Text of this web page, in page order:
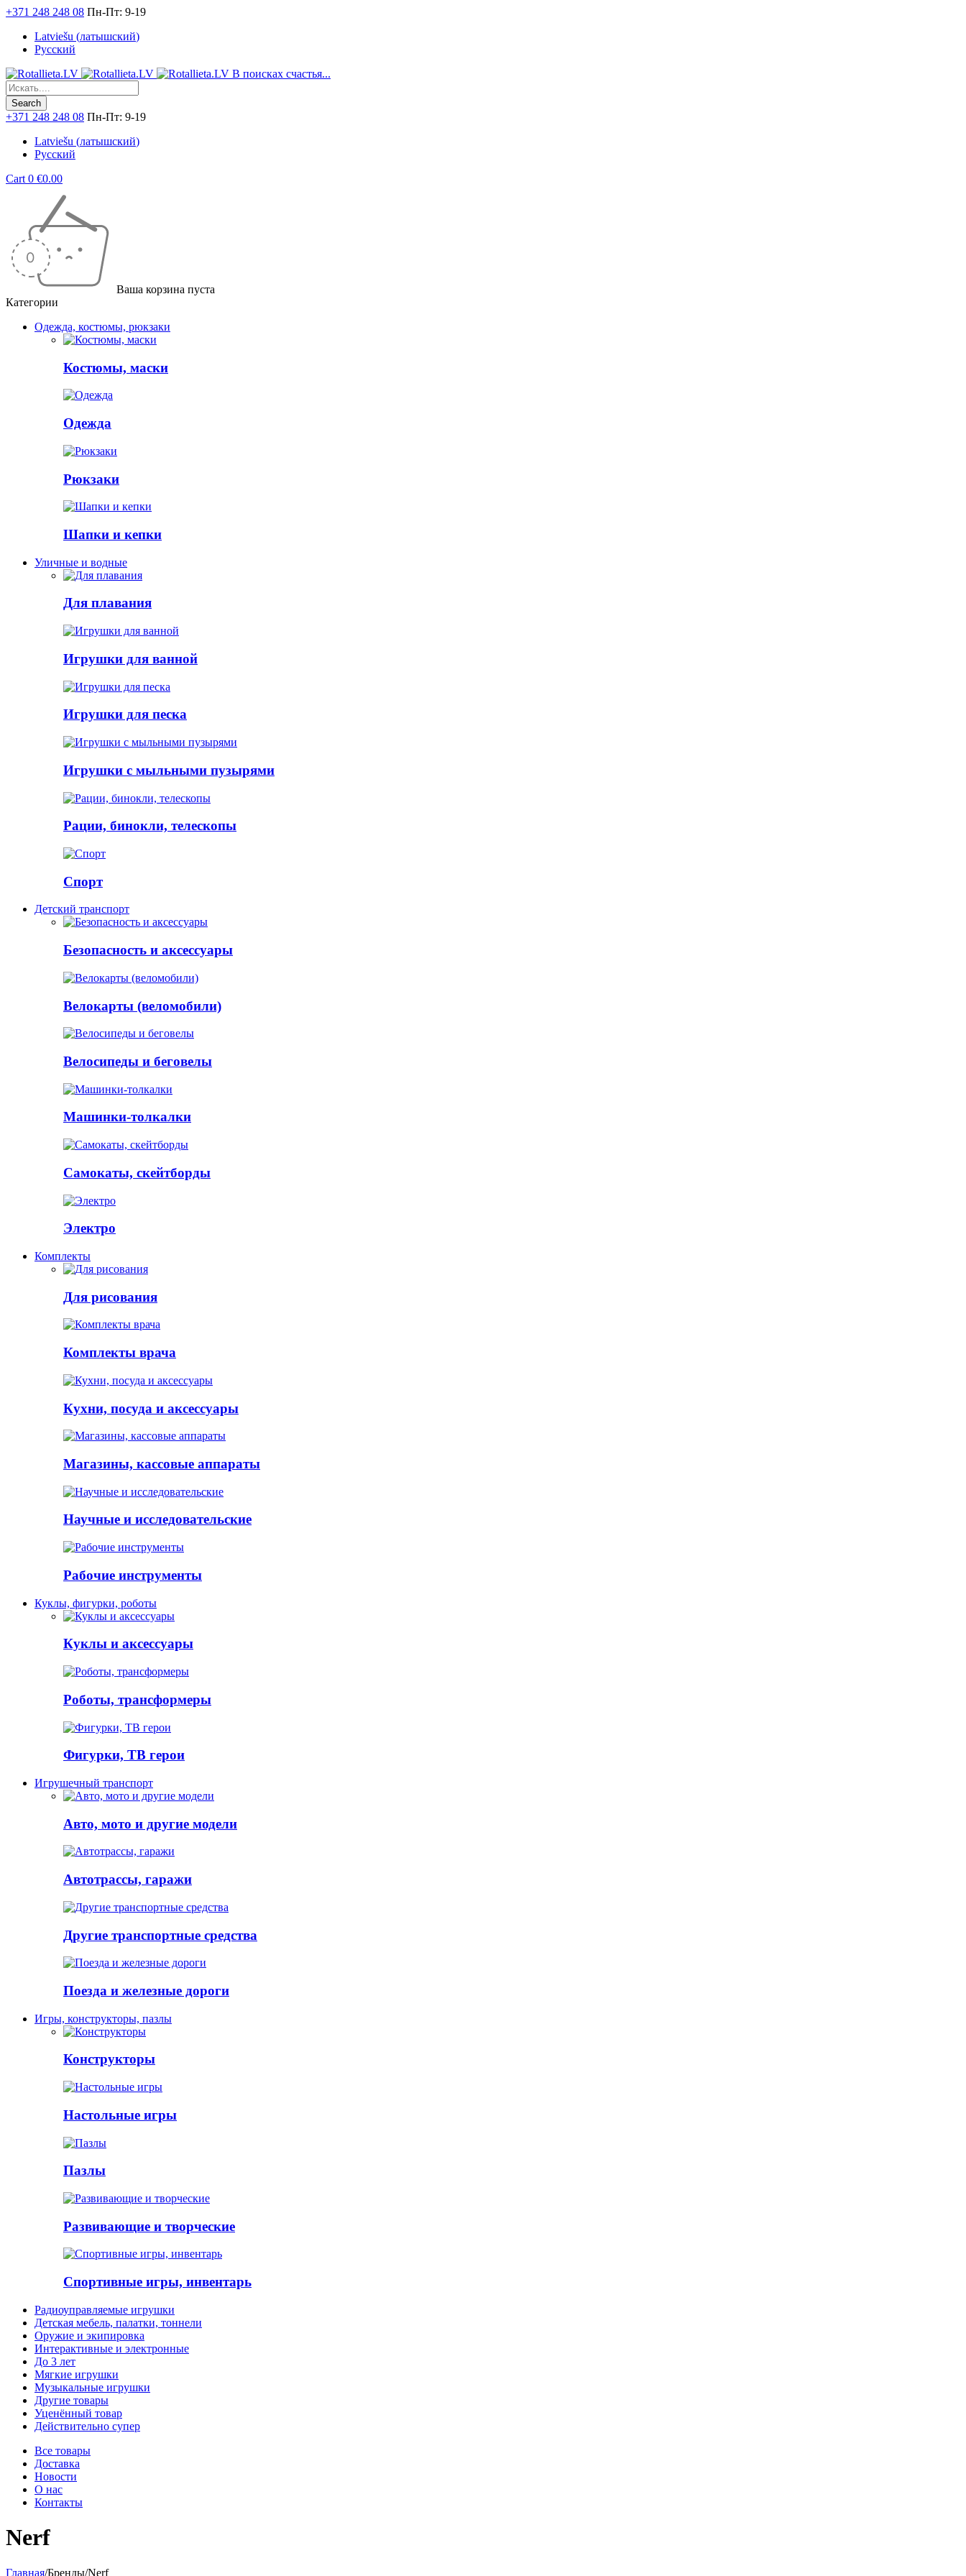
+371 248 248 08 Пн-Пт: 9-19
Latviešu (латышский)
Русский
В поисках счастья...
+371 248 248 08 Пн-Пт: 9-19
Latviešu (латышский)
Русский
Cart 0 €0.00
Ваша корзина пуста
Категории
Одежда, костюмы, рюкзаки
Костюмы, маски
Одежда
Рюкзаки
Шапки и кепки
Уличные и водные
Для плавания
Игрушки для ванной
Игрушки для песка
Игрушки с мыльными пузырями
Рации, бинокли, телескопы
Спорт
Детский транспорт
Безопасность и аксессуары
Велокарты (веломобили)
Велосипеды и беговелы
Машинки-толкалки
Самокаты, скейтборды
Электро
Комплекты
Для рисования
Комплекты врача
Кухни, посуда и аксессуары
Магазины, кассовые аппараты
Научные и исследовательские
Рабочие инструменты
Куклы, фигурки, роботы
Куклы и аксессуары
Роботы, трансформеры
Фигурки, ТВ герои
Игрушечный транспорт
Авто, мото и другие модели
Автотрассы, гаражи
Другие транспортные средства
Поезда и железные дороги
Игры, конструкторы, пазлы
Конструкторы
Настольные игры
Пазлы
Развивающие и творческие
Спортивные игры, инвентарь
Радиоуправляемые игрушки
Детская мебель, палатки, тоннели
Оружие и экипировка
Интерактивные и электронные
До 3 лет
Мягкие игрушки
Музыкальные игрушки
Другие товары
Уценённый товар
Действительно супер
Все товары
Доставка
Новости
О нас
Контакты
Nerf
Главная/Бренды/Nerf